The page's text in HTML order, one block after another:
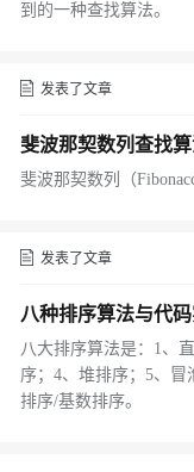
到的一种查找算法。
发表了文章
斐波那契数列查找
斐波那契数列（
发表了文章
八种排序算法与代码
八大排序算法是：1、
序；4、堆排序；5、
排序/基数排序。